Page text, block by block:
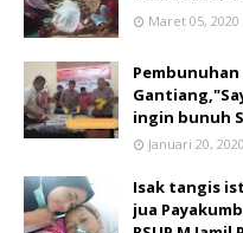
Maret 05, 2020
ingin bunuh
Januari 20, 2020
Isak tangis
jua